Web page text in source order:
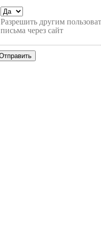
Разрешить другим
письма через сайт